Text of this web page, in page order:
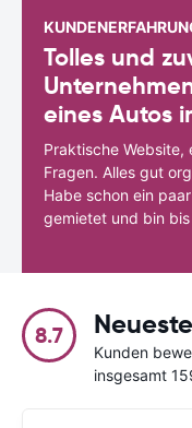
Tolles und
eines Autos
Praktische
Fragen. Alles gut
Habe schon ein
gemietet und bin
8.7
Kunden
insgesamt